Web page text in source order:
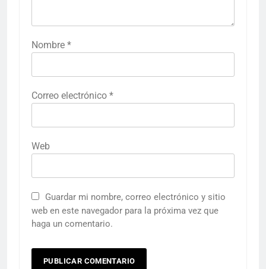
Nombre *
Correo electrónico *
Web
Guardar mi nombre, correo electrónico y sitio
web en este navegador para la próxima vez que
haga un comentario.